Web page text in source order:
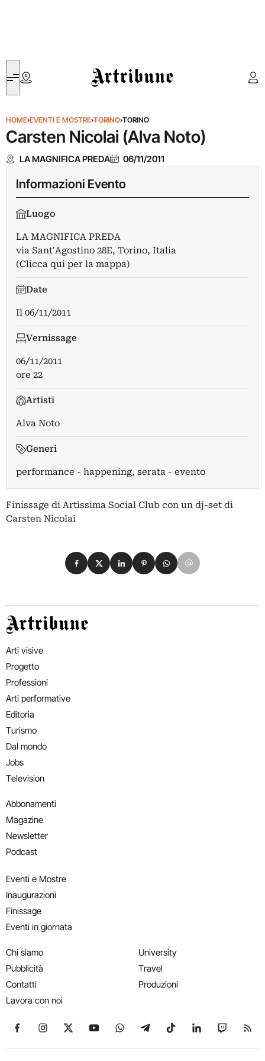
Artribune
HOME›EVENTI E MOSTRE›TORINO›TORINO
Carsten Nicolai (Alva Noto)
LA MAGNIFICA PREDA 06/11/2011
Informazioni Evento
Luogo
LA MAGNIFICA PREDA
via Sant'Agostino 28E, Torino, Italia
(Clicca qui per la mappa)
Date
Il 06/11/2011
Vernissage
06/11/2011
ore 22
Artisti
Alva Noto
Generi
performance - happening, serata - evento
Finissage di Artissima Social Club con un dj-set di
Carsten Nicolai
Condividi su Facebook
Condividi su X
Condividi su LinkedIn
Condividi su Pinterest
Condividi su WhatsApp
Condividi su Email
Artribune
Arti visive
Progetto
Professioni
Arti performative
Editoria
Turismo
Dal mondo
Jobs
Television
Abbonamenti
Magazine
Newsletter
Podcast
Eventi e Mostre
Inaugurazioni
Finissage
Eventi in giornata
Chi siamo
Pubblicità
Contatti
Lavora con noi
University
Travel
Produzioni
Seguici su Facebook
Seguici su Instagram
Seguici su X
Seguici su YouTube
Seguici su WhatsApp
Seguici su Telegram
Seguici su TikTok
Seguici su
Seguici